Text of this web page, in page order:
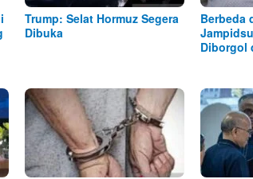
Trump: Selat Hormuz Segera
Dibuka
Berbeda
Diborgol